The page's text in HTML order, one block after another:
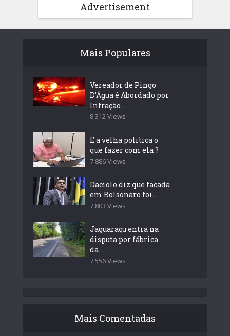
Advertisement
Mais Populares
Vereador de Pingo
D’Água é Abordado por
Infração...
8.312 Views
E a velha politica o
que fazer com ela ?
7.886 Views
Daciolo diz que facada
em Bolsonaro foi...
7.803 Views
Jaguaraçu entra na
disputa por fábrica
da...
7.556 Views
Mais Comentadas